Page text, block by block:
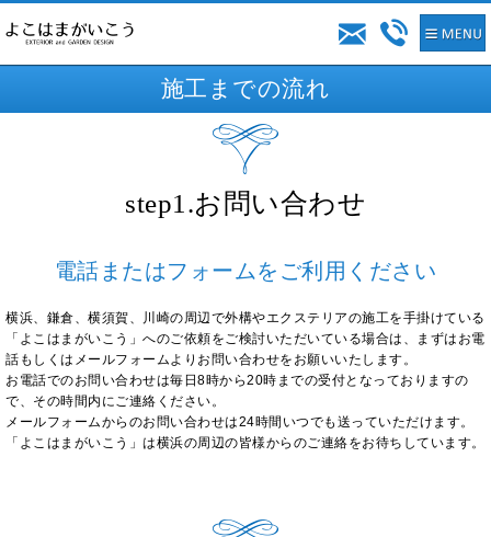
施工までの流れ
step1.お問い合わせ
電話またはフォームをご利用ください
横浜、鎌倉、横須賀、川崎の周辺で外構やエクステリアの施工を手掛けている
「よこはまがいこう」へのご依頼をご検討いただいている場合は、まずはお電
話もしくはメールフォームよりお問い合わせをお願いいたします。
お電話でのお問い合わせは毎日8時から20時までの受付となっておりますの
で、その時間内にご連絡ください。
メールフォームからのお問い合わせは24時間いつでも送っていただけます。
「よこはまがいこう」は横浜の周辺の皆様からのご連絡をお待ちしています。